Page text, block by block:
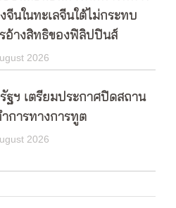
จีนในทะเลจีนใต้ไม่กระทบ
อ้างสิทธิของฟิลิปปินส์
2026
ฐฯ เตรียมประกาศปิดสถาน
การทางการทูต
2026